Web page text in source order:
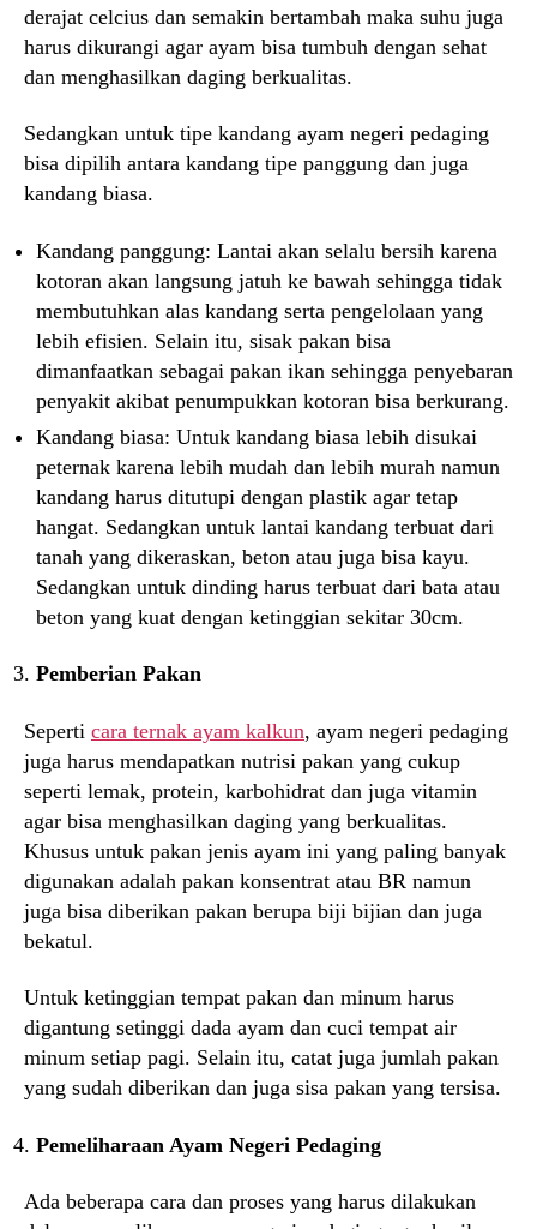
derajat celcius dan semakin bertambah maka suhu juga
harus dikurangi agar ayam bisa tumbuh dengan sehat
dan menghasilkan daging berkualitas.
Sedangkan untuk tipe kandang ayam negeri pedaging
bisa dipilih antara kandang tipe panggung dan juga
kandang biasa.
Kandang panggung: Lantai akan selalu bersih karena
kotoran akan langsung jatuh ke bawah sehingga tidak
membutuhkan alas kandang serta pengelolaan yang
lebih efisien. Selain itu, sisak pakan bisa
dimanfaatkan sebagai pakan ikan sehingga penyebaran
penyakit akibat penumpukkan kotoran bisa berkurang.
Kandang biasa: Untuk kandang biasa lebih disukai
peternak karena lebih mudah dan lebih murah namun
kandang harus ditutupi dengan plastik agar tetap
hangat. Sedangkan untuk lantai kandang terbuat dari
tanah yang dikeraskan, beton atau juga bisa kayu.
Sedangkan untuk dinding harus terbuat dari bata atau
beton yang kuat dengan ketinggian sekitar 30cm.
Pemberian Pakan
Seperti cara ternak ayam kalkun, ayam negeri pedaging
juga harus mendapatkan nutrisi pakan yang cukup
seperti lemak, protein, karbohidrat dan juga vitamin
agar bisa menghasilkan daging yang berkualitas.
Khusus untuk pakan jenis ayam ini yang paling banyak
digunakan adalah pakan konsentrat atau BR namun
juga bisa diberikan pakan berupa biji bijian dan juga
bekatul.
Untuk ketinggian tempat pakan dan minum harus
digantung setinggi dada ayam dan cuci tempat air
minum setiap pagi. Selain itu, catat juga jumlah pakan
yang sudah diberikan dan juga sisa pakan yang tersisa.
Pemeliharaan Ayam Negeri Pedaging
Ada beberapa cara dan proses yang harus dilakukan